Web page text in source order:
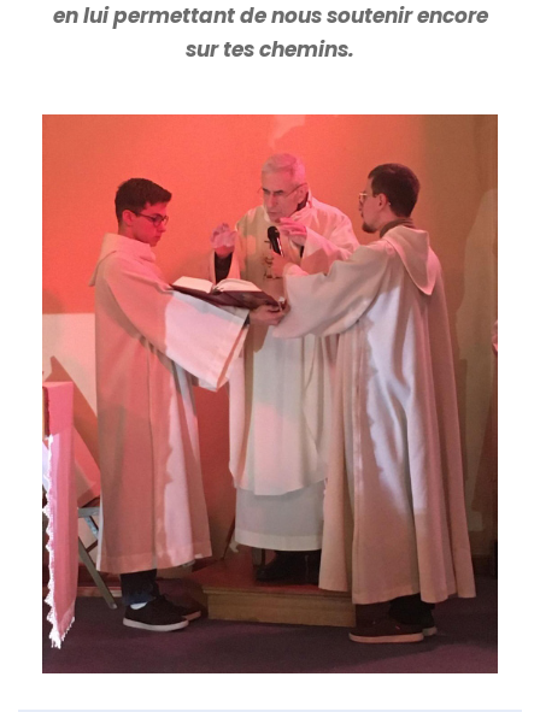
en lui permettant de nous soutenir encore
sur tes chemins.